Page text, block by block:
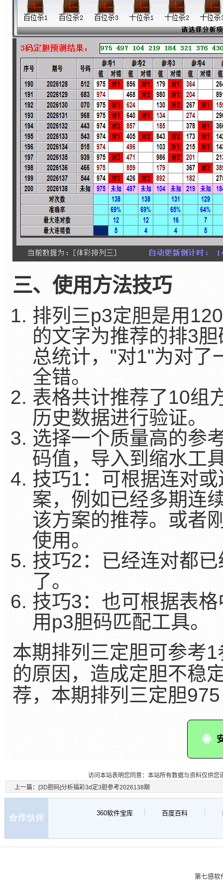
三、使用方法技巧
排列三p3定胆是用
的文字为推荐的排3
总统计，"对1"为对了
全错。
表格共计推荐了10组
历史数据进行验证。
选择一个质量高的参
码值，导入到缩水工
技巧1：可根据连对
案，例如已经多期连
该方案的推荐。或者
使用。
技巧2：已经连对都
了。
技巧3：也可根据表
用p3胆码匹配工具。
本期排列三定胆可参考
的原因，造成定胆不稳
荐，本期排列三定胆975
访问本站表明您同意：本站所有数据与资料仅供
上一篇：
[3D胆码]分析福彩3d定3胆参考2026138期
360软件宝库 百度百科
第七感软